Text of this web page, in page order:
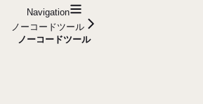
Navigation
ノーコードツール
ノーコードツール